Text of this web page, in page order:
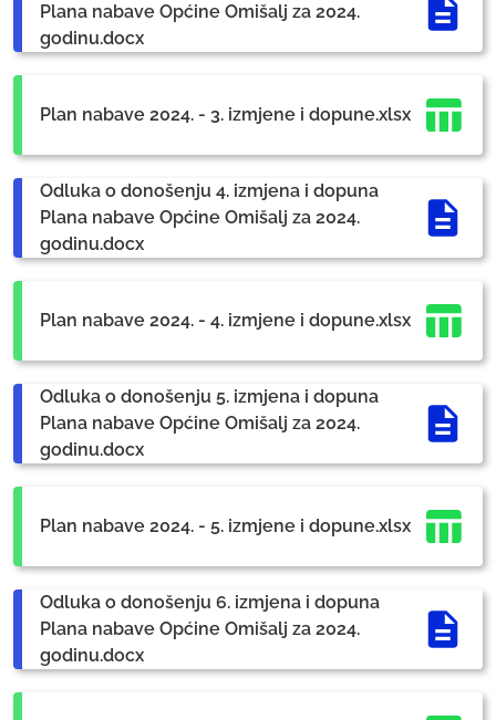
Plana nabave Općine Omišalj za 2024.
godinu.docx
Plan nabave 2024. - 3. izmjene i dopune.xlsx
Odluka o donošenju 4. izmjena i dopuna
Plana nabave Općine Omišalj za 2024.
godinu.docx
Plan nabave 2024. - 4. izmjene i dopune.xlsx
Odluka o donošenju 5. izmjena i dopuna
Plana nabave Općine Omišalj za 2024.
godinu.docx
Plan nabave 2024. - 5. izmjene i dopune.xlsx
Odluka o donošenju 6. izmjena i dopuna
Plana nabave Općine Omišalj za 2024.
godinu.docx